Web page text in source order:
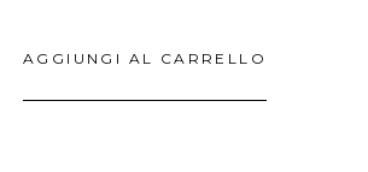
AGGIUNGI AL CARRELLO